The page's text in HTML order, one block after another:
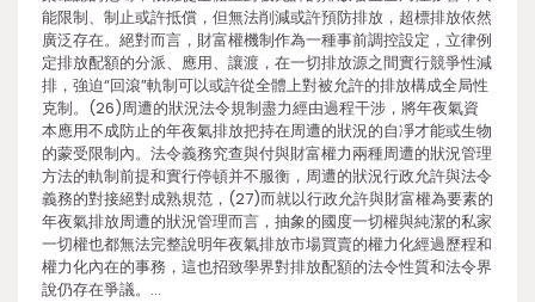
能限制、制止或許抵償，但無法削減或許預防排放，超標排放依然
廣泛存在。絕對而言，財富權機制作為一種事前調控設定，立律例
定排放配額的分派、應用、讓渡，在一切排放源之間實行競爭性減
排，強迫“回滾”軌制可以或許從全體上對被允許的排放構成全局性
克制。(26)周遭的狀況法令規制盡力經由過程干涉，將年夜氣資
本應用不成防止的年夜氣排放把持在周遭的狀況的自凈才能或生物
的蒙受限制內。法令義務究查與付與財富權力兩種周遭的狀況管理
方法的軌制前提和實行停頓并不服衡，周遭的狀況行政允許與法令
義務的對接絕對成熟規范，(27)而就以行政允許與財富權為要素的
年夜氣排放周遭的狀況管理而言，抽象的國度一切權與純潔的私家
一切權也都無法完整說明年夜氣排放市場買賣的權力化經過歷程和
權力化內在的事務，這也招致學界對排放配額的法令性質和法令界
說仍存在爭議。…